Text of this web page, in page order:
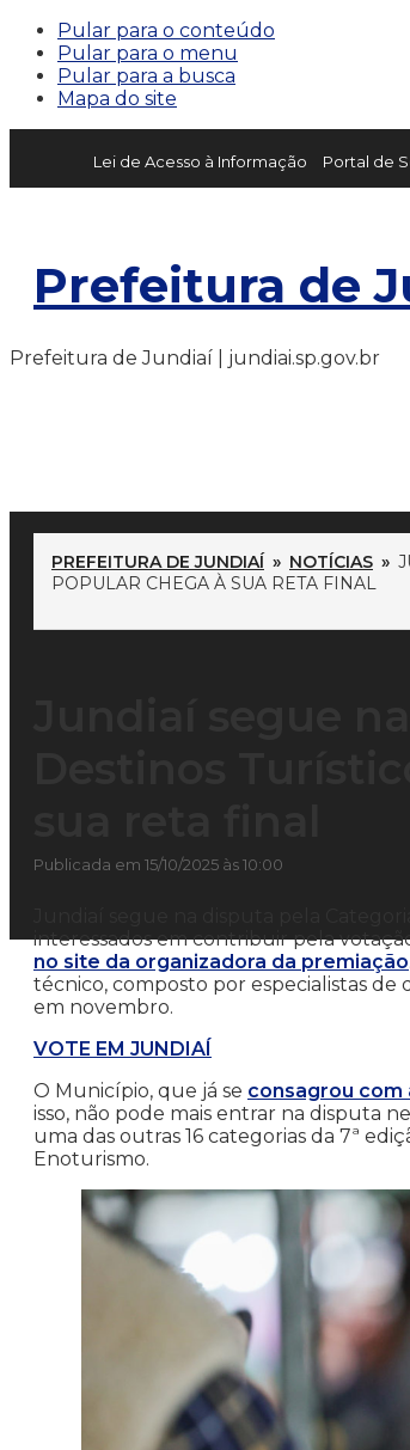
Pular para o conteúdo
Pular para o menu
Pular para a busca
Mapa do site
Lei de Acesso à Informação Portal de
Prefeitura de
Prefeitura de Jundiaí | jundiai.sp.gov.br
PREFEITURA DE JUNDIAÍ » NOTÍCIAS »
POPULAR CHEGA À SUA RETA FINAL
Publicada em 15/10/2025 às 10:00
interessados em contribuir pela
no site da organizadora da premiação
técnico, composto por especialistas
em novembro.
VOTE EM JUNDIAÍ
O Município, que já se consagrou com
isso, não pode mais entrar na disputa
uma das outras 16 categorias da 7ª
Enoturismo.